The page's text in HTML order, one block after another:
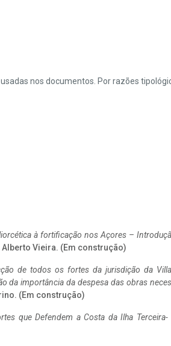
nos documentos. Por razões
à fortificação nos Açores –
Alberto Vieira. (Em construção)
de todos os fortes da jurisdição da
da importância da despesa das obras
(Em construção)
que Defendem a Costa da Ilha Terceira-